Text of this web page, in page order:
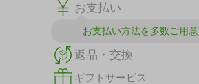
お支払い
お支払い方法を多数ご用意
返品・交換
ギフトサービス